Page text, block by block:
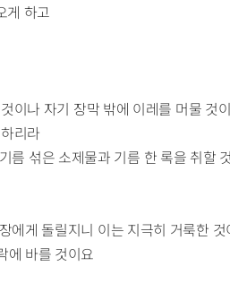
게 하고
이나 자기 장막 밖에 이레를 머물 것
리라
름 섞은 소제물과 기름 한 록을 취할
에게 돌릴지니 이는 지극히 거룩한
에 바를 것이요